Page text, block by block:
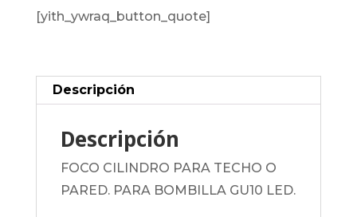
[yith_ywraq_button_quote]
Descripción
Descripción
FOCO CILINDRO PARA TECHO O
PARED. PARA BOMBILLA GU10 LED.